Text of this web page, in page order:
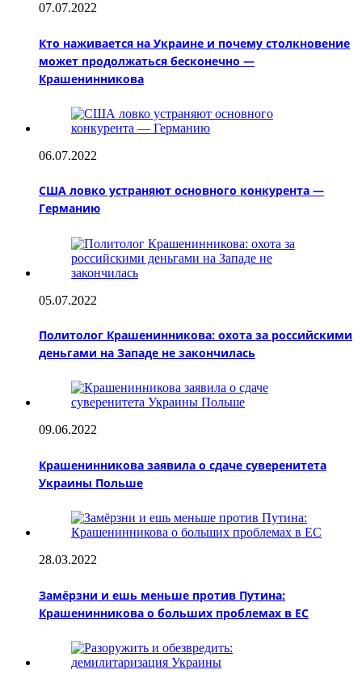
07.07.2022
Кто наживается на Украине и почему столкновение
может продолжаться бесконечно —
Крашенинникова
06.07.2022
США ловко устраняют основного конкурента —
Германию
05.07.2022
Политолог Крашенинникова: охота за российскими
деньгами на Западе не закончилась
09.06.2022
Крашенинникова заявила о сдаче суверенитета
Украины Польше
28.03.2022
Замёрзни и ешь меньше против Путина:
Крашенинникова о больших проблемах в ЕС